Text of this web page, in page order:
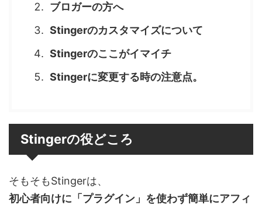
ブロガーの方へ
Stingerのカスタマイズについて
Stingerのここがイマイチ
Stingerに変更する時の注意点。
Stingerの役どころ
そもそもStingerは、
初心者向けに「プラグイン」を使わず簡単にアフィ